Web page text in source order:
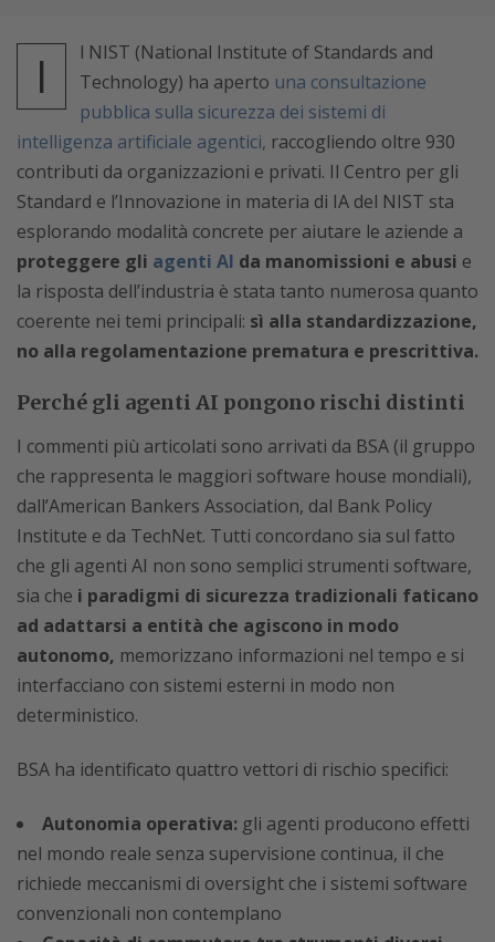
I
l NIST (National Institute of Standards and
Technology) ha aperto una consultazione
pubblica sulla sicurezza dei sistemi di
intelligenza artificiale agentici, raccogliendo oltre 930
contributi da organizzazioni e privati. Il Centro per gli
Standard e l’Innovazione in materia di IA del NIST sta
esplorando modalità concrete per aiutare le aziende a
proteggere gli agenti AI da manomissioni e abusi e
la risposta dell’industria è stata tanto numerosa quanto
coerente nei temi principali: sì alla standardizzazione,
no alla regolamentazione prematura e prescrittiva.
Perché gli agenti AI pongono rischi distinti
I commenti più articolati sono arrivati da BSA (il gruppo
che rappresenta le maggiori software house mondiali),
dall’American Bankers Association, dal Bank Policy
Institute e da TechNet. Tutti concordano sia sul fatto
che gli agenti AI non sono semplici strumenti software,
sia che i paradigmi di sicurezza tradizionali faticano
ad adattarsi a entità che agiscono in modo
autonomo, memorizzano informazioni nel tempo e si
interfacciano con sistemi esterni in modo non
deterministico.
BSA ha identificato quattro vettori di rischio specifici:
Autonomia operativa: gli agenti producono effetti
nel mondo reale senza supervisione continua, il che
richiede meccanismi di oversight che i sistemi software
convenzionali non contemplano